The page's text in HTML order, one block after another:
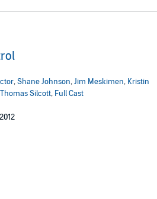
,Shane Johnson,Jim Meskimen, Kristin
Thomas Silcott, Full Cast